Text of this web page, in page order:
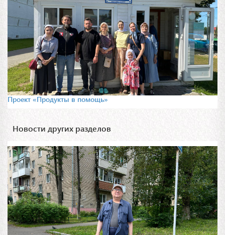
Проект «Продукты в помощь»
Новости других разделов